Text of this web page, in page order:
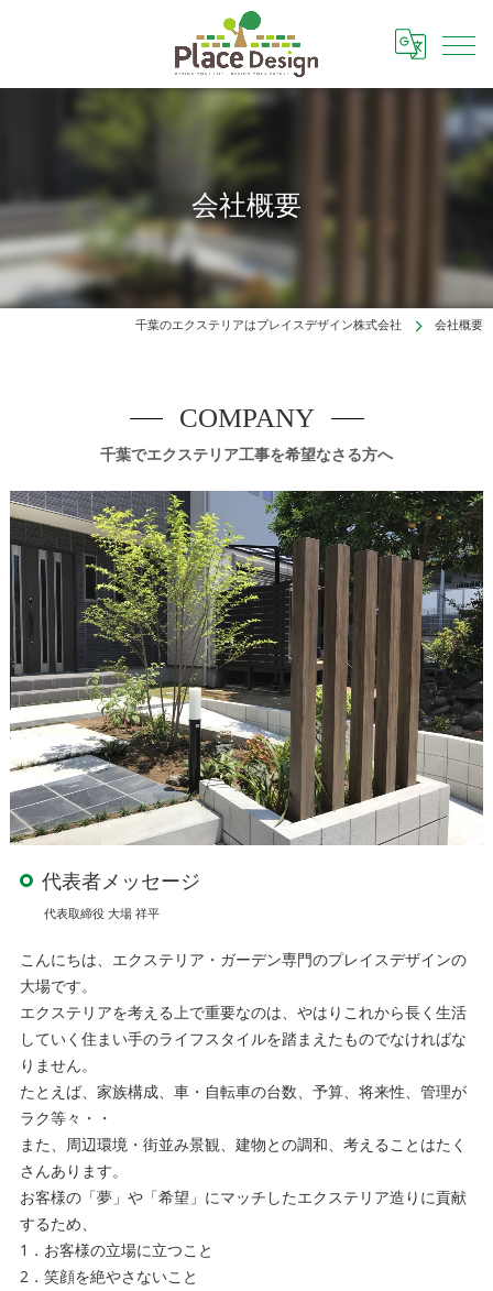
会社概要
千葉のエクステリアはプレイスデザイン株式会社 会社概要
千葉でエクステリア工事を希望なさる方へ
COMPANY
代表者メッセージ
代表取締役 大場 祥平
こんにちは、エクステリア・ガーデン専門のプレイスデザインの
大場です。
エクステリアを考える上で重要なのは、やはりこれから長く生活
していく住まい手のライフスタイルを踏まえたものでなければな
りません。
たとえば、家族構成、車・自転車の台数、予算、将来性、管理が
ラク等々・・
また、周辺環境・街並み景観、建物との調和、考えることはたく
さんあります。
お客様の「夢」や「希望」にマッチしたエクステリア造りに貢献
するため、
1．お客様の立場に立つこと
2．笑顔を絶やさないこと